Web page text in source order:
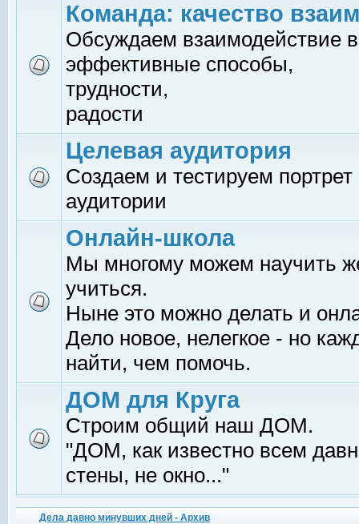
Команда: качество
Обсуждаем взаимодействие
эффективные способы,
трудности,
радости
Целевая аудитория
Создаем и тестируем
аудитории
Онлайн-школа
Мы многому можем научить
учиться.
Ныне это можно делать и
Дело новое, нелегкое - но
найти, чем помочь.
ДОМ для Круга
Строим общий наш ДОМ.
"ДОМ, как известно всем
стены, не окно..."
Дела давно минувших дней - Архив